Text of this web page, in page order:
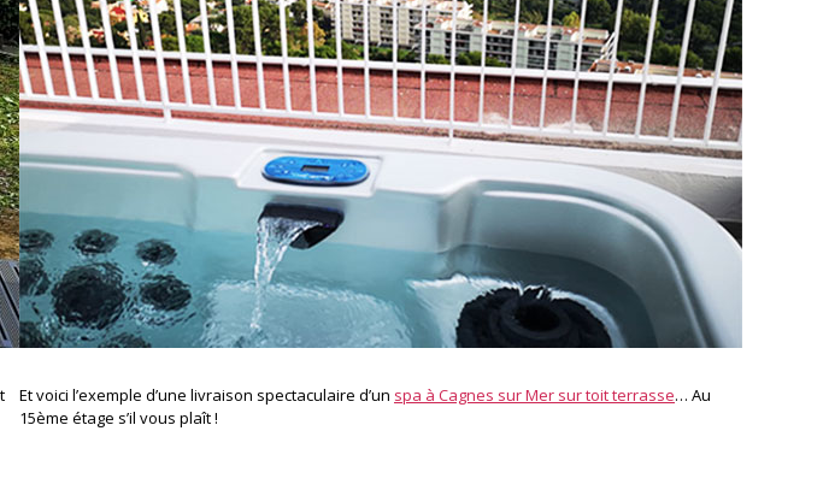
Et voici l’exemple d’une livraison spectaculaire d’un spa à Cagnes sur Mer sur toit terrasse… Au
15ème étage s’il vous plaît !